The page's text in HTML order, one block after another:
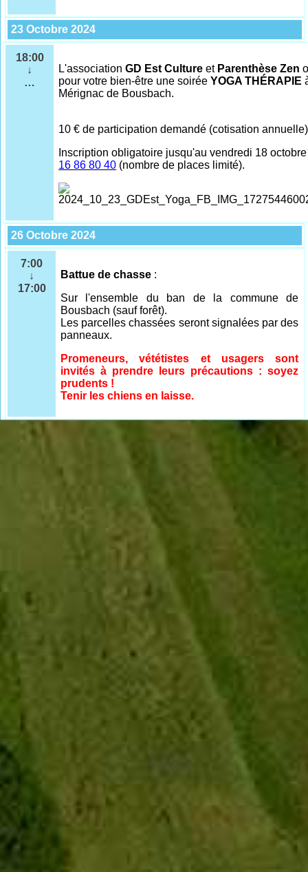
23 Octobre 2024
18:00
↓
…
L'associationGD Est Culture et Parenthèse Zen
pour votre bien-être une soiréeYOGA THÉRAPIE
Mérignac de Bousbach.
10 € de participation demandé (cotisation
Inscription obligatoire jusqu'au vendredi 18
16 86 80 40 (nombre de places limité).
26 Octobre 2024
7:00
↓
17:00
Battue de chasse :
Sur l'ensemble
du ban de la commune de
Bousbach (sauf forêt).
Les parcelles chassées seront signalées par des
panneaux.
Promeneurs, vététistes et usagers sont
invités à prendre leurs précautions : soyez
prudents !
Tenir les chiens en laisse.